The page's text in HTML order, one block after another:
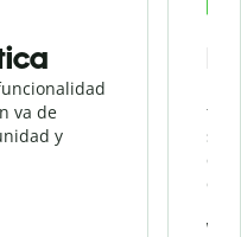
va de
y
que